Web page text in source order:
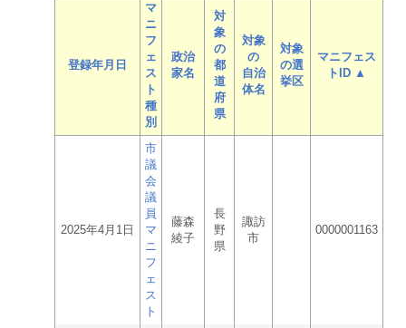
登録年月日
マ
ニ
フ
ェ
ス
ト
種
別
政治
家名
対
象
の
都
道
府
県
対象
の
自治
体名
対象
の選
挙区
マニフェス
トID ▲
2025年4月1日
市
議
会
議
員
マ
ニ
フ
ェ
ス
ト
藤森
綾子
長
野
県
諏訪
市
0000001163